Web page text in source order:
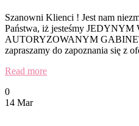
Szanowni Klienci ! Jest nam
Państwa, iż jesteśmy
AUTORYZOWANYM
zapraszamy do zapoznania się z
Read more
0
14 Mar